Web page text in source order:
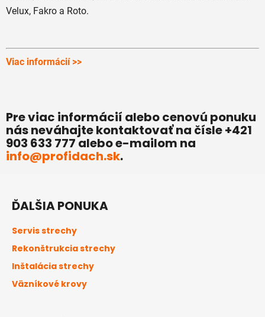
Velux, Fakro a Roto.
Viac informácií >>
Pre viac informácií alebo cenovú ponuku
nás neváhajte kontaktovať na čísle +421
903 633 777 alebo e-mailom na
info@profidach.sk.
ĎALŠIA PONUKA
Servis strechy
Rekonštrukcia strechy
Inštalácia strechy
Väzníkové krovy